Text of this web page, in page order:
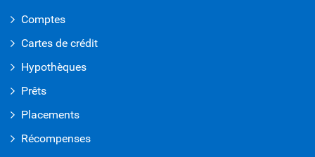
Comptes
Cartes de crédit
Hypothèques
Prêts
Placements
Récompenses